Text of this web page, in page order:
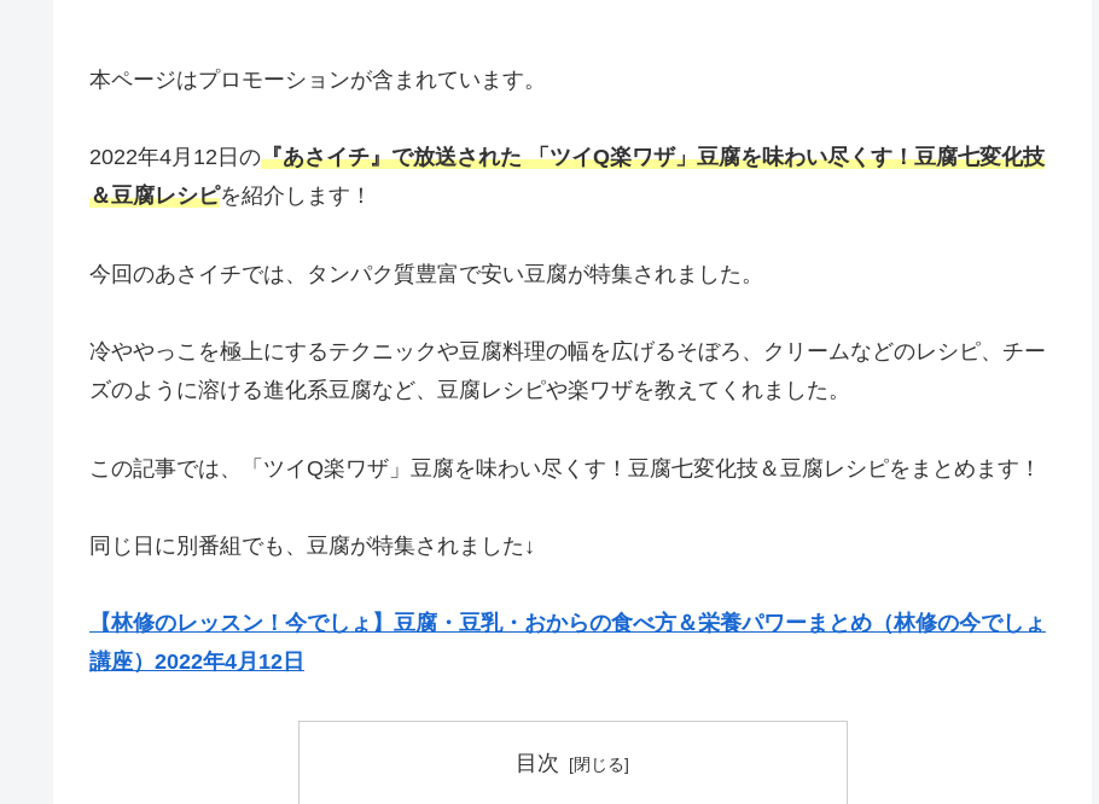
本ページはプロモーションが含まれています。
2022年4月12日の『あさイチ』で放送された 「ツイQ楽ワザ」豆腐を味わい尽くす！豆腐七変化技
＆豆腐レシピを紹介します！
今回のあさイチでは、タンパク質豊富で安い豆腐が特集されました。
冷ややっこを極上にするテクニックや豆腐料理の幅を広げるそぼろ、クリームなどのレシピ、チー
ズのように溶ける進化系豆腐など、豆腐レシピや楽ワザを教えてくれました。
この記事では、「ツイQ楽ワザ」豆腐を味わい尽くす！豆腐七変化技＆豆腐レシピをまとめます！
同じ日に別番組でも、豆腐が特集されました↓
【林修のレッスン！今でしょ】豆腐・豆乳・おからの食べ方＆栄養パワーまとめ（林修の今でしょ
講座）2022年4月12日
目次